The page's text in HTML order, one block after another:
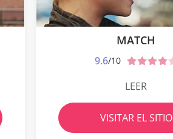
MATCH
9.6/10
LEER
VISITAR EL SITIO